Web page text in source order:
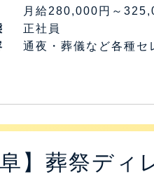
月給280,000円～
正社員
通夜・葬儀など各種セ
阜】葬祭ディ